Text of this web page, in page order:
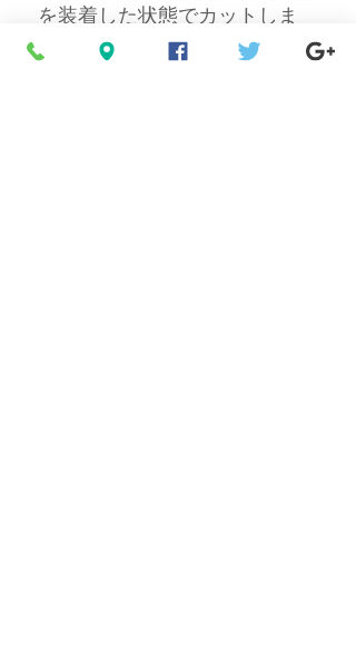
を装着した状態でカットしま